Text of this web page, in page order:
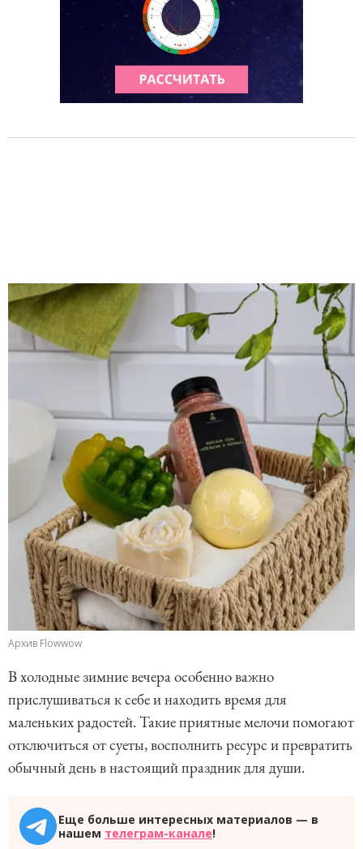
Архив Flowwow
В холодные зимние вечера особенно важно
прислушиваться к себе и находить время для
маленьких радостей. Такие приятные мелочи помогают
отключиться от суеты, восполнить ресурс и превратить
обычный день в настоящий праздник для души.
Еще больше интересных материалов — в
нашем телеграм-канале!